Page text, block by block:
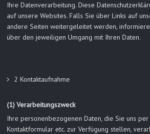
Ihre Datenverarbeitung. Diese
auf unsere Websites. Falls Sie über Links auf
andere Seiten weitergeleitet werden,
über den jeweiligen Umgang mit Ihren Daten.
2 Kontaktaufnahme
(1) Verarbeitungszweck
Ihre personenbezogenen Daten, die Sie uns per
Kontaktformular etc. zur Verfügung stellen,